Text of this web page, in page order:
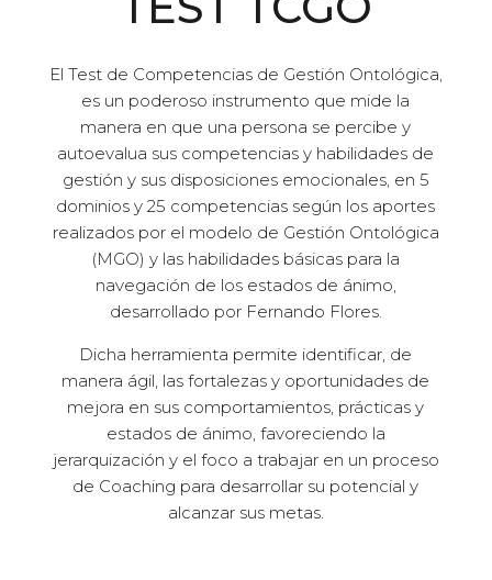
El Test de Competencias de Gestión Ontológica,
es un poderoso instrumento que mide la
manera en que una persona se percibe y
autoevalua sus competencias y habilidades de
gestión y sus disposiciones emocionales, en 5
dominios y 25 competencias según los aportes
realizados por el modelo de Gestión Ontológica
(MGO) y las habilidades básicas para la
navegación de los estados de ánimo,
desarrollado por Fernando Flores.
Dicha herramienta permite identificar, de
manera ágil, las fortalezas y oportunidades de
mejora en sus comportamientos, prácticas y
estados de ánimo, favoreciendo la
jerarquización y el foco a trabajar en un proceso
de Coaching para desarrollar su potencial y
alcanzar sus metas.